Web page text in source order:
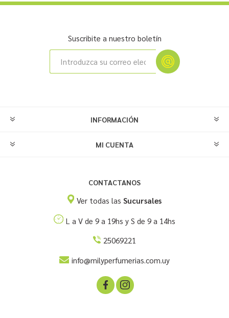
Suscribite a nuestro boletín
INFORMACIÓN
MI CUENTA
CONTACTANOS
Ver todas las Sucursales
L a V de 9 a 19hs y S de 9 a 14hs
25069221
info@milyperfumerias.com.uy